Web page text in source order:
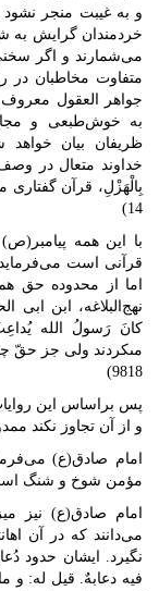
و به غیبت منجر
خردمندان گرایش به
می‌شمارند و اگر
متفاوت مخاطبان در
جواهر العقول
به خوش‌طبعی و
خداوند متعال در
14)
با این همه
قرآنی است
كانَ رَسولُ الله
9818)
پس براساس این
و از آن تجاوز نکند
امام صادق(ع)
مؤمن شوخ و شنگ است
امام صادق(ع) نیز
می‌دانند که در آن
نگیرد. ایشان حدود
فیه دعابهٌ. قیل له: و